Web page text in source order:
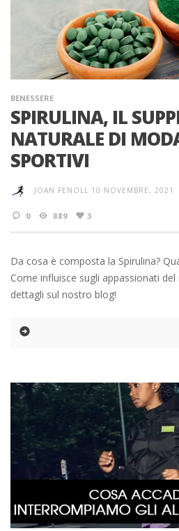
BENESSERE
SPIRULINA, IL
NATURALE DI
SPORTIVI
JOAN FENOLL 10 NOVEMBRE, 2021
0 889 3
Da cosa è composta la Spirulina?
Come influisce sugli appassionati
dettagli sul nostro blog!